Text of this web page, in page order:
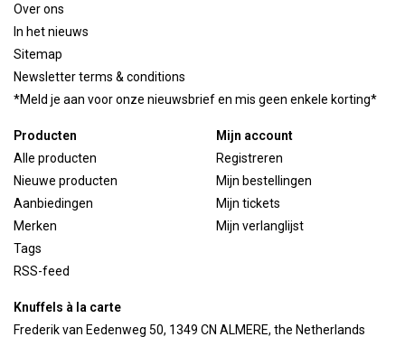
Over ons
In het nieuws
Sitemap
Newsletter terms & conditions
*Meld je aan voor onze nieuwsbrief en mis geen enkele korting*
Producten
Alle producten
Nieuwe producten
Aanbiedingen
Merken
Tags
RSS-feed
Mijn account
Registreren
Mijn bestellingen
Mijn tickets
Mijn verlanglijst
Knuffels à la carte
Frederik van Eedenweg 50, 1349 CN ALMERE, the Netherlands